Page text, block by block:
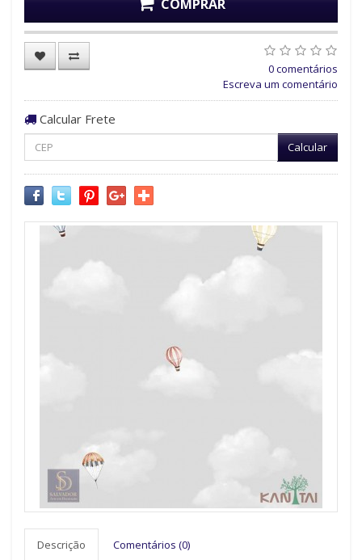
COMPRAR
0 comentários
Escreva um comentário
Calcular Frete
Calcular
Descrição Comentários (0)